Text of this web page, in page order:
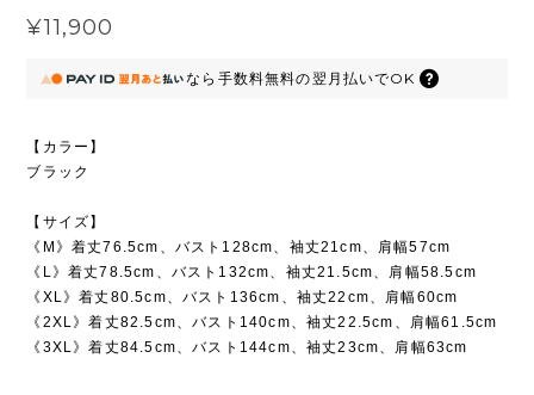
¥11,900
なら 手数料無料の翌月払いでOK
【カラー】
ブラック
【サイズ】
《M》着丈76.5cm、バスト128cm、袖丈21cm、肩幅57cm
《L》着丈78.5cm、バスト132cm、袖丈21.5cm、肩幅58.5cm
《XL》着丈80.5cm、バスト136cm、袖丈22cm、肩幅60cm
《2XL》着丈82.5cm、バスト140cm、袖丈22.5cm、肩幅61.5cm
《3XL》着丈84.5cm、バスト144cm、袖丈23cm、肩幅63cm